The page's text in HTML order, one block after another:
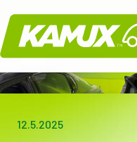
Kamux
12.5.2025